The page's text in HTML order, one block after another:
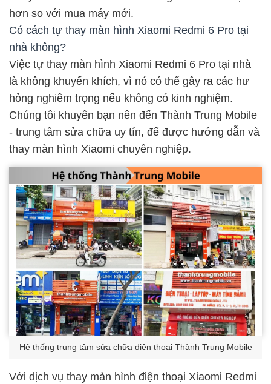
hơn so với mua máy mới.
Có cách tự thay màn hình Xiaomi Redmi 6 Pro tại
nhà không?
Việc tự thay màn hình Xiaomi Redmi 6 Pro tại nhà
là không khuyến khích, vì nó có thể gây ra các hư
hỏng nghiêm trọng nếu không có kinh nghiệm.
Chúng tôi khuyên bạn nên đến Thành Trung Mobile
- trung tâm sửa chữa uy tín, để được hướng dẫn và
thay màn hình Xiaomi chuyên nghiệp.
Hệ thống trung tâm sửa chữa điện thoại Thành Trung Mobile
Với dịch vụ thay màn hình điện thoại Xiaomi Redmi